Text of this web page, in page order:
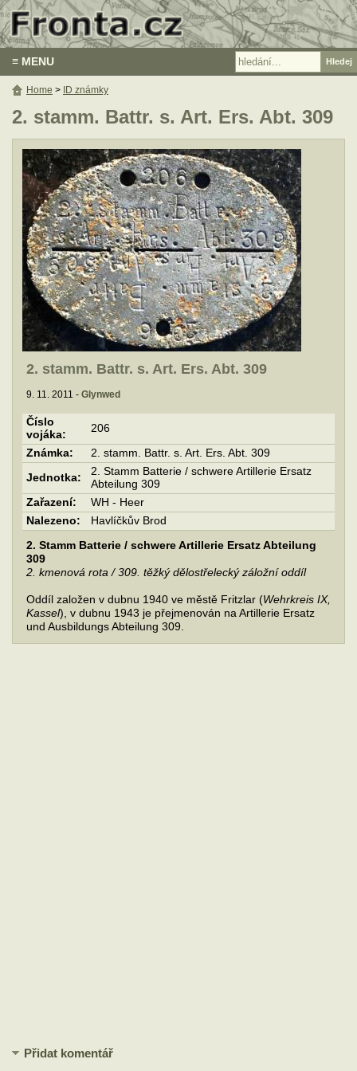
≡ MENU
2. stamm. Battr. s. Art. Ers. Abt. 309
2. stamm. Battr. s. Art. Ers. Abt. 309
9. 11. 2011 - Glynwed
Číslo
vojáka:
206
Známka: 2. stamm. Battr. s. Art. Ers. Abt. 309
Jednotka:
2. Stamm Batterie / schwere Artillerie Ersatz
Abteilung 309
Zařazení:
WH - Heer
Nalezeno:
Havlíčkův Brod
2. Stamm Batterie / schwere Artillerie Ersatz Abteilung
309
2. kmenová rota / 309. těžký dělostřelecký záložní oddíl
Oddíl založen v dubnu 1940 ve městě Fritzlar (Wehrkreis IX,
Kassel), v dubnu 1943 je přejmenován na Artillerie Ersatz
und Ausbildungs Abteilung 309.
Home > ID známky
Přidat komentář